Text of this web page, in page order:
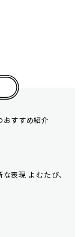
すすめ紹介
表現 よむたび、